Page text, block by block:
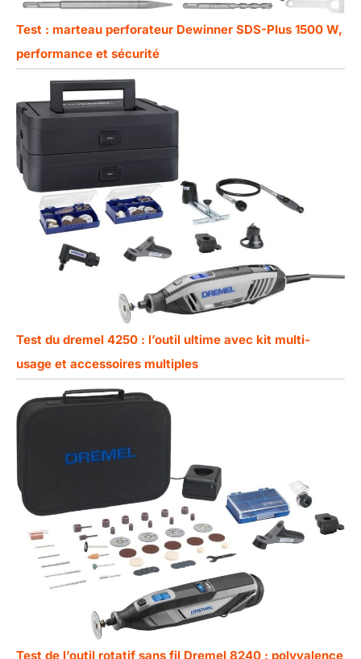
Test : marteau perforateur Dewinner SDS-Plus 1500 W,
performance et sécurité
Test du dremel 4250 : l’outil ultime avec kit multi-
usage et accessoires multiples
Test de l’outil rotatif sans fil Dremel 8240 : polyvalence